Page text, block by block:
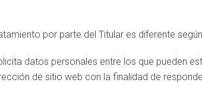
por parte del Titular es diferente
datos personales entre los que pueden
de sitio web con la finalidad de